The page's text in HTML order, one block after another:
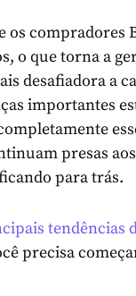
os compradores
o que torna a
desafiadora a
importantes
presas
para trás.
tendências
precisa